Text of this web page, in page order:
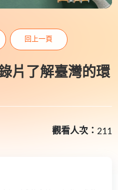
片了解臺灣的環
回上一頁
觀看人次： 211